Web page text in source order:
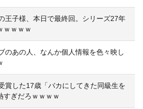
王子様、本日で最終回。シリーズ27年
ｗｗｗｗ
のあの人、なんか個人情報を色々映し
賞した17歳「バカにしてきた同級生を
ぎだろｗｗｗｗ